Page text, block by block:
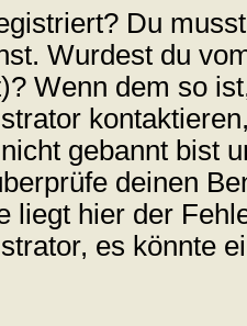
Du
Wurdest du
Wenn dem so
gebannt bist
deinen
liegt hier der
es könnte